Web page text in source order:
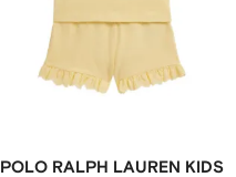
POLO RALPH LAUREN KIDS